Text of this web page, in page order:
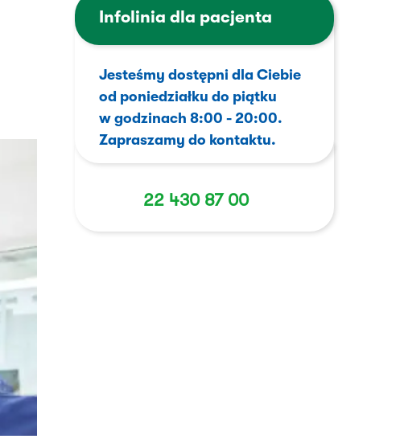
Infolinia dla pacjenta
Jesteśmy dostępni dla Ciebie
od poniedziałku do piątku
w godzinach 8:00 - 20:00.
Zapraszamy do kontaktu.
22 430 87 00